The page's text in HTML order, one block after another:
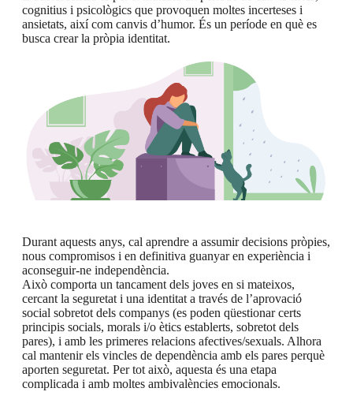
cognitius i psicològics que provoquen moltes incerteses i
ansietats, així com canvis d’humor. És un període en què es
busca crear la pròpia identitat.
Durant aquests anys, cal aprendre a assumir decisions pròpies,
nous compromisos i en definitiva guanyar en experiència i
aconseguir-ne independència.
Això comporta un tancament dels joves en si mateixos,
cercant la seguretat i una identitat a través de l’aprovació
social sobretot dels companys (es poden qüestionar certs
principis socials, morals i/o ètics establerts, sobretot dels
pares), i amb les primeres relacions afectives/sexuals. Alhora
cal mantenir els vincles de dependència amb els pares perquè
aporten seguretat. Per tot això, aquesta és una etapa
complicada i amb moltes ambivalències emocionals.